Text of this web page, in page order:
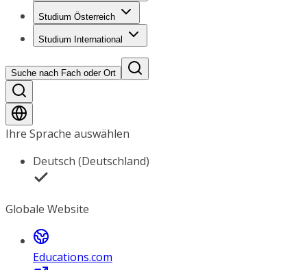
Studium Österreich
Studium International
Suche nach Fach oder Ort
Ihre Sprache auswählen
Deutsch (Deutschland)
Globale Website
Educations.com